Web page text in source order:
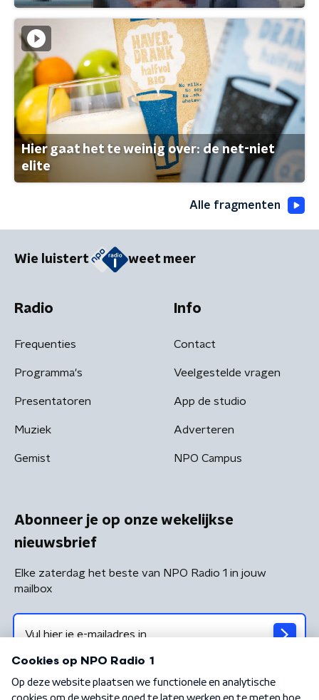
Hier gaat het te weinig over: de net-niet
elite
Alle fragmenten
Wie luistert weet meer
Radio
Frequenties
Programma's
Presentatoren
Muziek
Gemist
Info
Contact
Veelgestelde vragen
App de studio
Adverteren
NPO Campus
Abonneer je op onze wekelijkse
nieuwsbrief
Elke zaterdag het beste van NPO Radio 1 in jouw
mailbox